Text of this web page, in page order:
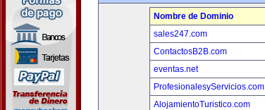
Nombre de Dominio
sales247.com
ContactosB2B.com
eventas.net
ProfesionalesyServicios.com
AlojamientoTuristico.com